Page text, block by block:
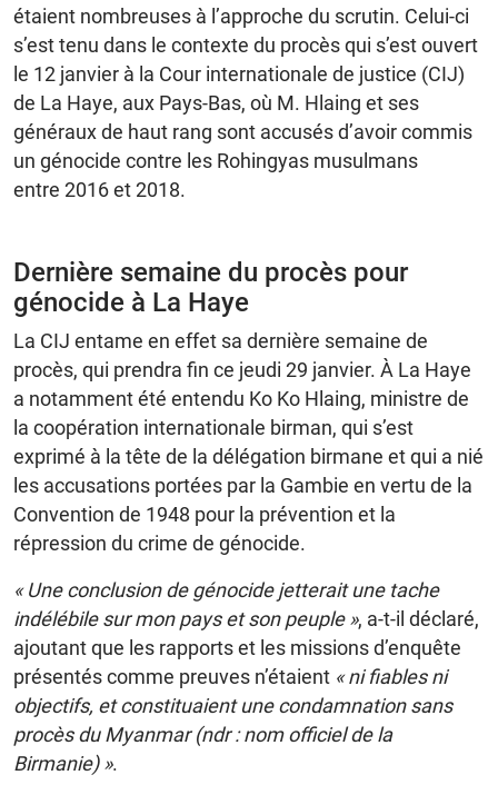
étaient nombreuses à l’approche du scrutin. Celui-ci
s’est tenu dans le contexte du procès qui s’est ouvert
le 12 janvier à la Cour internationale de justice (CIJ)
de La Haye, aux Pays-Bas, où M. Hlaing et ses
généraux de haut rang sont accusés d’avoir commis
un génocide contre les Rohingyas musulmans
entre 2016 et 2018.
Dernière semaine du procès pour
génocide à La Haye
La CIJ entame en effet sa dernière semaine de
procès, qui prendra fin ce jeudi 29 janvier. À La Haye
a notamment été entendu Ko Ko Hlaing, ministre de
la coopération internationale birman, qui s’est
exprimé à la tête de la délégation birmane et qui a nié
les accusations portées par la Gambie en vertu de la
Convention de 1948 pour la prévention et la
répression du crime de génocide.
« Une conclusion de génocide jetterait une tache
indélébile sur mon pays et son peuple », a-t-il déclaré,
ajoutant que les rapports et les missions d’enquête
présentés comme preuves n’étaient « ni fiables ni
objectifs, et constituaient une condamnation sans
procès du Myanmar (ndr : nom officiel de la
Birmanie) ».